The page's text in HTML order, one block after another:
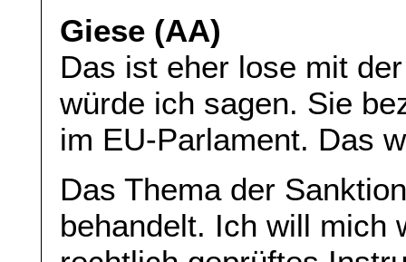
Giese (AA)
Das ist eher lose mit
würde ich sagen. Sie
im EU-Parlament. Das
Das Thema der
behandelt. Ich will mich